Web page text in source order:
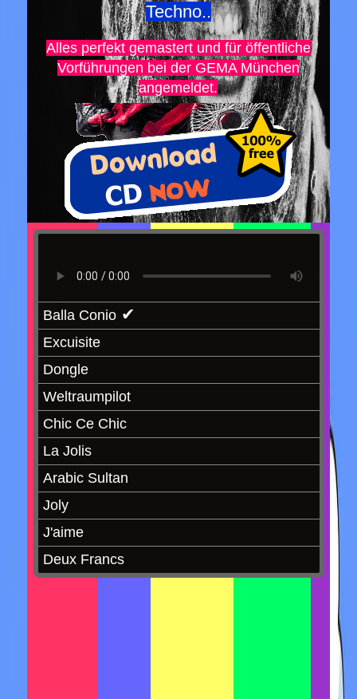
Techno..
Alles perfekt gemastert und für öffentliche
Vorführungen bei der GEMA München
angemeldet.